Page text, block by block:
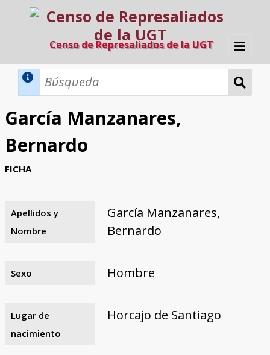
Censo de Represaliados de la UGT
Inicio
García Manzanares,
Bernardo
FICHA
Apellidos y
Nombre
García Manzanares,
Bernardo
Sexo Hombre
Lugar de
nacimiento
Horcajo de Santiago